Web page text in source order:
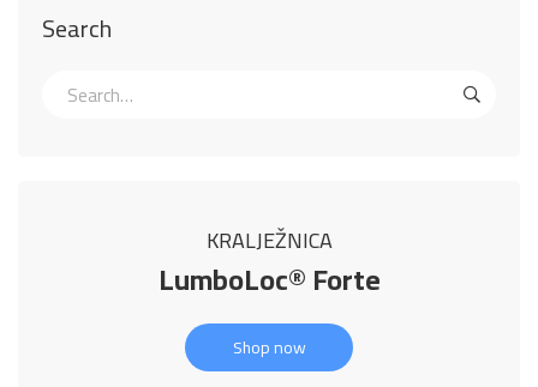
Search
KRALJEŽNICA
LumboLoc® Forte
Shop now